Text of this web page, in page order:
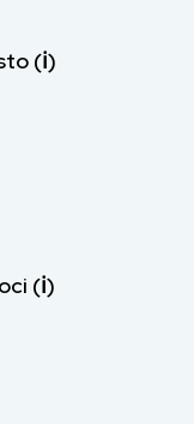
(ℹ︎)
(ℹ︎)